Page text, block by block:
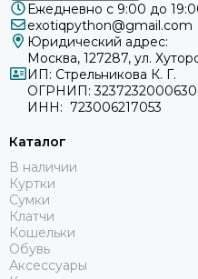
Ежедневно с 9:00 до
exotiqpython@gmail.com
Юридический адрес:
Москва, 127287, ул.
ИП: Стрельникова К. Г.
ОГРНИП:
ИНН: 723006217053
Каталог
В наличии
Куртки
Сумки
Клатчи
Кошельки
Обувь
Аксессуары